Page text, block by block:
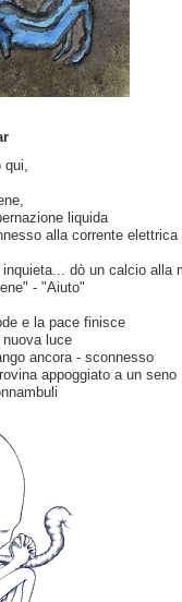
qui,
liquida
alla corrente elettrica
dò un calcio alla
- "Aiuto"
e la pace finisce
luce
ancora - sconnesso
appoggiato a un seno